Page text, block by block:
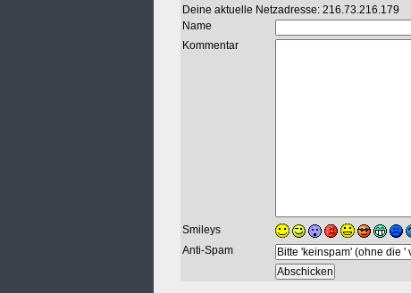
Deine aktuelle Netzadresse: 216.73.216.179
Name
Kommentar
Smileys
Anti-Spam